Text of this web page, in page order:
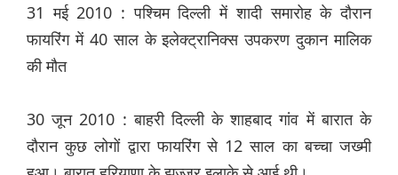
31 मई 2010 : पश्चिम दिल्ली में शादी समारोह के दौरान
फायरिंग में 40 साल के इलेक्ट्रानिक्स उपकरण दुकान मालिक
की मौत
30 जून 2010 : बाहरी दिल्ली के शाहबाद गांव में बारात के
दौरान कुछ लोगों द्वारा फायरिंग से 12 साल का बच्चा जख्मी